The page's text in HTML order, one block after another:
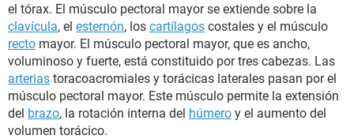
el tórax. El músculo pectoral mayor se extiende sobre la
clavícula, el esternón, los cartílagos costales y el músculo
recto mayor. El músculo pectoral mayor, que es ancho,
voluminoso y fuerte, está constituido por tres cabezas. Las
arterias toracoacromiales y torácicas laterales pasan por el
músculo pectoral mayor. Este músculo permite la extensión
del brazo, la rotación interna del húmero y el aumento del
volumen torácico.